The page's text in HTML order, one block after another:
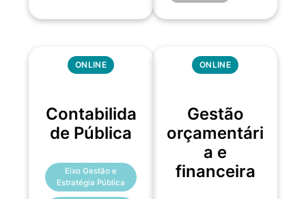
ONLINE
Contabilida
de Pública
Eixo Gestão e
Estratégia Pública
ONLINE
Gestão
orçamentári
a e
financeira